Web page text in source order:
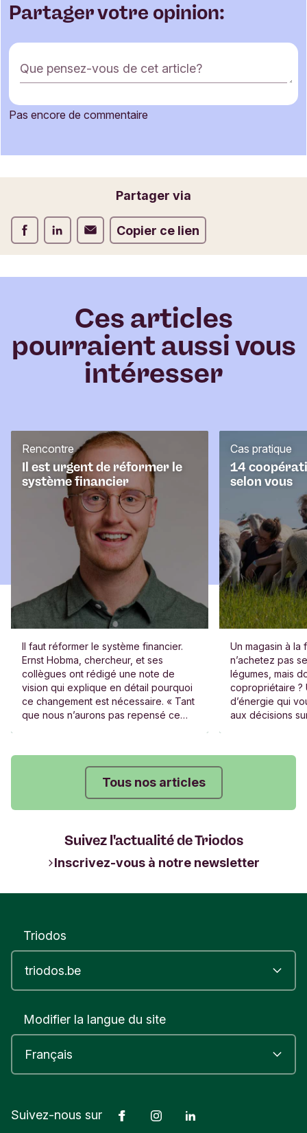
Partager votre opinion:
F
o
m
a
d
e
c
m
t
a
Que pensez-vous de cet article?
Votre adresse e-mail
Pas encore de commentaire
Partager via
Partager via Facebook
Partager via LinkedIn
Partager via E-mail
Copier ce lien
Ces articles
pourraient aussi vous
intéresser
Il est urgent de réformer le
système financier
Rencontre
Il faut réformer le système financier.
Ernst Hobma, chercheur, et ses
collègues ont rédigé une note de
vision qui explique en détail pourquoi
ce changement est nécessaire. « Tant
que nous n’aurons pas repensé ce
14
selon vous
Cas pratique
Un magasin à la
n’achetez pas
légumes, mais
copropriétaire ?
d’énergie qui
aux décisions
Tous nos articles
Suivez l'actualité de Triodos
Inscrivez-vous à notre newsletter
Triodos
Modifier la langue du site
Suivez-nous sur FacebookInstagram